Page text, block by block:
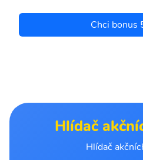
Chci bonus
Hlídač
Hlídač